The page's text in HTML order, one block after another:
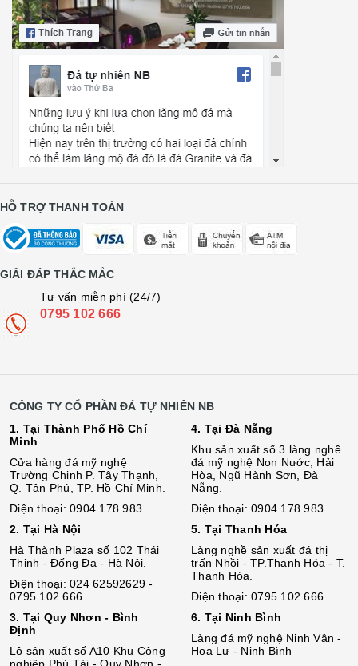
HỖ TRỢ THANH TOÁN
GIẢI ĐÁP THẮC MẮC
Tư vấn miễn phí (24/7)
0795 102 666
CÔNG TY CỔ PHẦN ĐÁ TỰ NHIÊN NB
1. Tại Thành Phố Hồ Chí
Minh
Cửa hàng đá mỹ nghệ
Trường Chinh P. Tây Thạnh,
Q. Tân Phú, TP. Hồ Chí Minh.
Điện thoại: 0904 178 983
2. Tại Hà Nội
Hà Thành Plaza số 102 Thái
Thịnh - Đống Đa - Hà Nội.
Điện thoại: 024 62592629 -
0795 102 666
3. Tại Quy Nhơn - Bình
Định
Lô sản xuất số A10 Khu Công
nghiệp Phú Tài - Quy Nhơn -
4. Tại Đà Nẵng
Khu sản xuất số 3 làng nghề
đá mỹ nghệ Non Nước, Hải
Hòa, Ngũ Hành Sơn, Đà
Nẵng.
Điện thoại: 0904 178 983
5. Tại Thanh Hóa
Làng nghề sản xuất đá thị
trấn Nhồi - TP.Thanh Hóa - T.
Thanh Hóa.
Điện thoại: 0795 102 666
6. Tại Ninh Bình
Làng đá mỹ nghệ Ninh Vân -
Hoa Lư - Ninh Bình